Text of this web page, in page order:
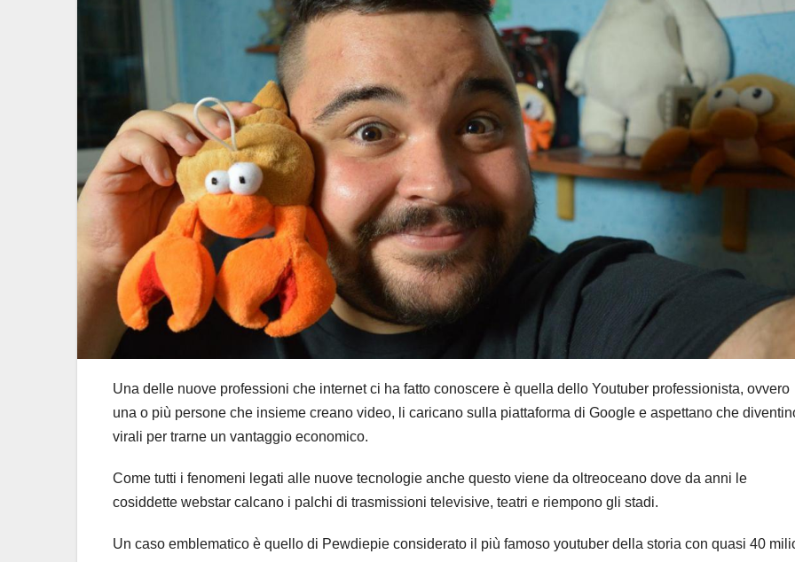
Una delle nuove professioni che internet ci ha fatto conoscere è quella dello Youtuber professionista, ovvero
una o più persone che insieme creano video, li caricano sulla piattaforma di Google e aspettano che
virali per trarne un vantaggio economico.
Come tutti i fenomeni legati alle nuove tecnologie anche questo viene da oltreoceano dove da anni le
cosiddette webstar calcano i palchi di trasmissioni televisive, teatri e riempono gli stadi.
Un caso emblematico è quello di Pewdiepie considerato il più famoso youtuber della storia con quasi 40